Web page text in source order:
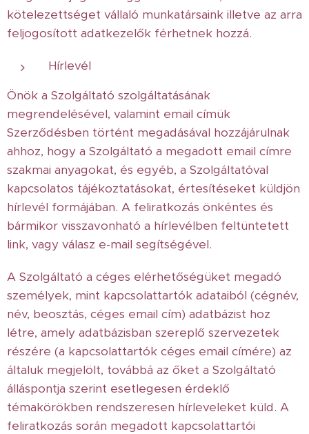
kötelezettséget vállaló munkatársaink illetve az arra
feljogosított adatkezelők férhetnek hozzá.
Hírlevél
Önök a Szolgáltató szolgáltatásának
megrendelésével, valamint email címük
Szerződésben történt megadásával hozzájárulnak
ahhoz, hogy a Szolgáltató a megadott email címre
szakmai anyagokat, és egyéb, a Szolgáltatóval
kapcsolatos tájékoztatásokat, értesítéseket küldjön
hírlevél formájában. A feliratkozás önkéntes és
bármikor visszavonható a hírlevélben feltüntetett
link, vagy válasz e-mail segítségével.
A Szolgáltató a céges elérhetőségüket megadó
személyek, mint kapcsolattartók adataiból (cégnév,
név, beosztás, céges email cím) adatbázist hoz
létre, amely adatbázisban szereplő szervezetek
részére (a kapcsolattartók céges email címére) az
általuk megjelölt, továbbá az őket a Szolgáltató
álláspontja szerint esetlegesen érdeklő
témakörökben rendszeresen hírleveleket küld. A
feliratkozás során megadott kapcsolattartói